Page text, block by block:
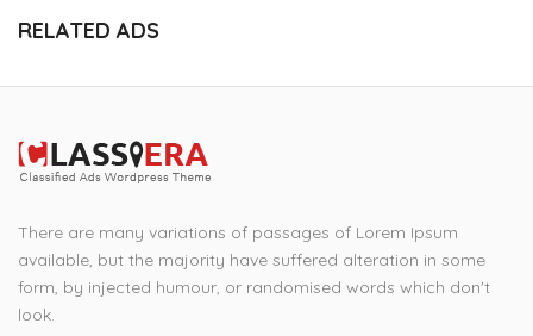
RELATED ADS
There are many variations of passages of Lorem Ipsum
available, but the majority have suffered alteration in some
form, by injected humour, or randomised words which don't
look.